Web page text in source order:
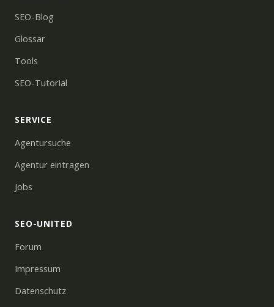
SEO-Blog
Glossar
Tools
SEO-Tutorial
SERVICE
Agentursuche
Agentur eintragen
Jobs
SEO-UNITED
Forum
Impressum
Datenschutz